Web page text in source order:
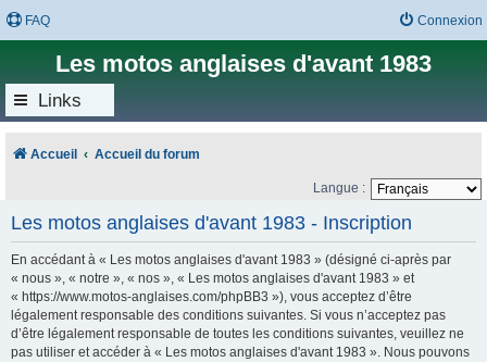
FAQ Connexion
Les motos anglaises d'avant 1983
Links
Accueil Accueil du forum
Langue :
Les motos anglaises d'avant 1983 - Inscription
En accédant à « Les motos anglaises d'avant 1983 » (désigné ci-après par
« nous », « notre », « nos », « Les motos anglaises d'avant 1983 » et
« https://www.motos-anglaises.com/phpBB3 »), vous acceptez d’être
légalement responsable des conditions suivantes. Si vous n’acceptez pas
d’être légalement responsable de toutes les conditions suivantes, veuillez ne
pas utiliser et accéder à « Les motos anglaises d'avant 1983 ». Nous pouvons